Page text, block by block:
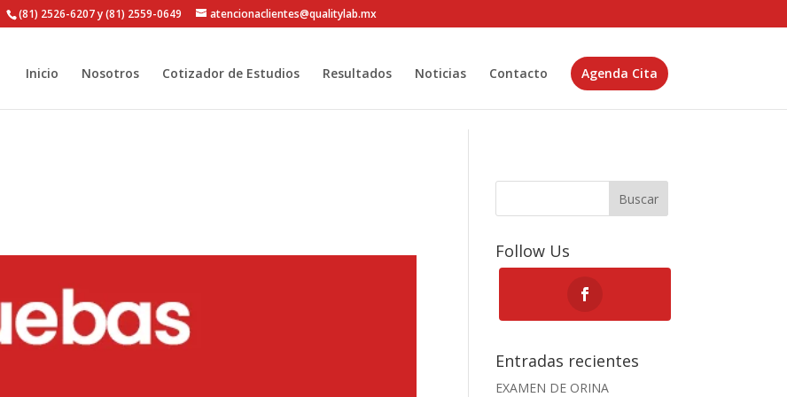
(81) 2526-6207 y (81) 2559-0649 atencionaclientes@qualitylab.mx
Inicio Nosotros Cotizador de Estudios Resultados Noticias Contacto Agenda Cita
Buscar
Follow Us
Entradas recientes
EXAMEN DE ORINA